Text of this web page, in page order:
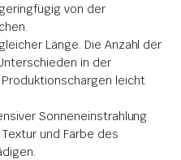
von der
Länge. Die Anzahl der
in der
leicht
Sonneneinstrahlung
und Farbe des